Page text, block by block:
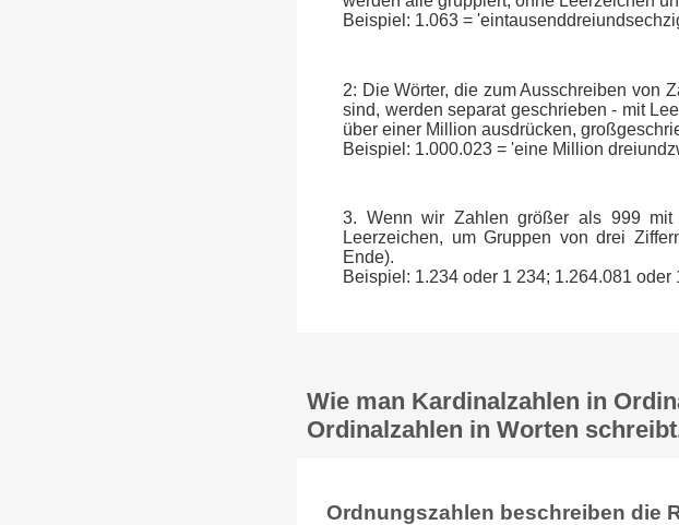
Beispiel: 1.063 =
2: Die Wörter, die zum Ausschreiben von
sind, werden separat geschrieben - mit
über einer Million ausdrücken,
Beispiel: 1.000.023 = 'eine Million
3. Wenn wir Zahlen größer als 999
Leerzeichen, um Gruppen von drei
Ende).
Beispiel: 1.234 oder 1 234; 1.264.081 oder
Wie man Kardinalzahlen in
Ordinalzahlen in Worten
Ordnungszahlen beschreiben die